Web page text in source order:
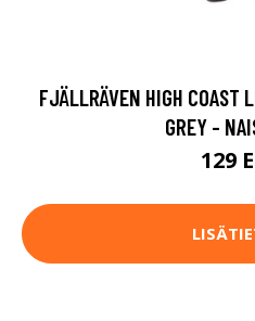
FJÄLLRÄVEN HIGH COAST
GREY -
129